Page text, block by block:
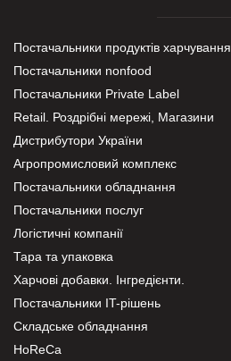
Постачальники продуктів харчування
Постачальники nonfood
Постачальники Private Label
Retail. Роздрібні мережі, Магазини
Дистрибутори України
Агропромисловий комплекс
Постачальники обладнання
Постачальники послуг
Логістичні компанії
Тара та упаковка
Харчові добавки. Інгредієнти.
Постачальники IT-рішень
Складське обладнання
HoReCa